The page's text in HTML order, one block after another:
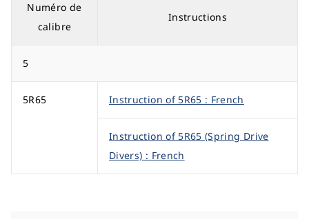
Numéro de
calibre
Instructions
5
5R65 Instruction of 5R65 : French
Instruction of 5R65 (Spring Drive
Divers) : French